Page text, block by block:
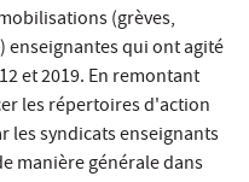
(grèves,
enseignantes qui ont agité
et 2019. En remontant
les répertoires d'action
les syndicats enseignants
manière générale dans